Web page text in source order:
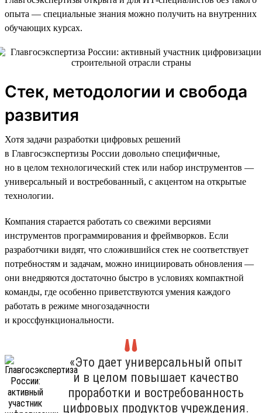
опыта — специальные знания можно получить на внутренних
обучающих курсах.
Стек, методологии и свобода
развития
Хотя задачи разработки цифровых решений
в Главгосэкспертизы России довольно специфичные,
но в целом технологический стек или набор инструментов —
универсальный и востребованный, с акцентом на открытые
технологии.
Компания старается работать со свежими версиями
инструментов программирования и фреймворков. Если
разработчики видят, что сложившийся стек не соответствует
потребностям и задачам, можно инициировать обновления —
они внедряются достаточно быстро в условиях компактной
команды, где особенно приветствуются умения каждого
работать в режиме многозадачности
и кроссфункциональности.
«Это дает универсальный опыт
и в целом повышает качество
проработки и востребованность
цифровых продуктов учреждения.